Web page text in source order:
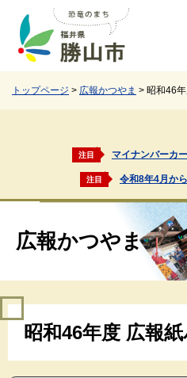
トップページ > 広報かつやま > 昭和46
注目 マイナンバーカ
注目 令和8年4月か
広報かつやま
昭和46年度 広報